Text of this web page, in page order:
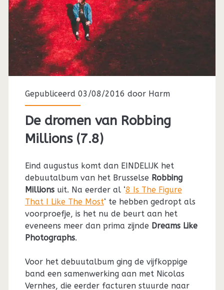
Gepubliceerd 03/08/2016 door Harm
De dromen van Robbing
Millions (7.8)
Eind augustus komt dan EINDELIJK het
debuutalbum van het Brusselse Robbing
Millionsuit. Na eerder al ‘8 Is The Figure
That I Like The Most‘ te hebben gedropt als
voorproefje, is het nu de beurt aan het
eveneens meer dan prima zijnde Dreams Like
Photographs.
Voor het debuutalbum ging de vijfkoppige
band een samenwerking aan met Nicolas
Vernhes, die eerder facturen stuurde naar